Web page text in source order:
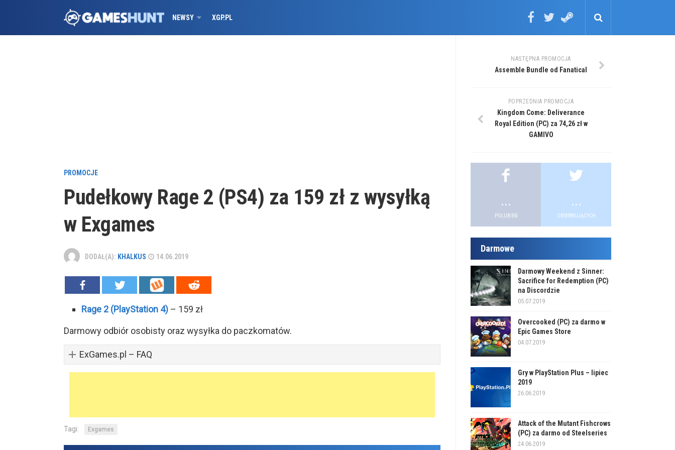
NEWSY XGP.PL
PROMOCJE
Pudełkowy Rage 2 (PS4) za 159 zł z wysyłką
w Exgames
DODAŁ(A): KHALKUS 14.06.2019
Rage 2 (PlayStation 4) – 159 zł
Darmowy odbiór osobisty oraz wysyłka do paczkomatów.
ExGames.pl – FAQ
Tagi: Exgames
NASTĘPNA PROMOCJA
Assemble Bundle od Fanatical
POPRZEDNIA PROMOCJA
Kingdom Come: Deliverance
Royal Edition (PC) za 74,26 zł w
GAMIVO
...
POLUBIEŃ
...
OBSERWUJĄCYCH
Darmowe
Darmowy Weekend z Sinner:
Sacrifice for Redemption (PC)
na Discordzie
05.07.2019
Overcooked (PC) za darmo w
Epic Games Store
04.07.2019
Gry w PlayStation Plus – lipiec
2019
26.06.2019
Attack of the Mutant Fishcrows
(PC) za darmo od Steelseries
24.06.2019